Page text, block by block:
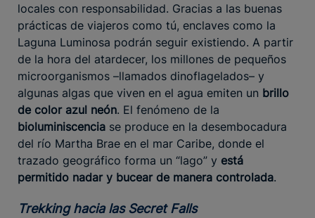
locales con responsabilidad. Gracias a las buenas
prácticas de viajeros como tú, enclaves como la
Laguna Luminosa podrán seguir existiendo. A partir
de la hora del atardecer, los millones de pequeños
microorganismos –llamados dinoflagelados– y
algunas algas que viven en el agua emiten un brillo
de color azul neón. El fenómeno de la
bioluminiscencia se produce en la desembocadura
del río Martha Brae en el mar Caribe, donde el
trazado geográfico forma un “lago” y está
permitido nadar y bucear de manera controlada.
Trekking hacia las Secret Falls